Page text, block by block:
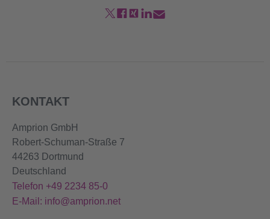
KONTAKT
Amprion GmbH
Robert-Schuman-Straße 7
44263 Dortmund
Deutschland
Telefon +49 2234 85-0
E-Mail: info@amprion.net